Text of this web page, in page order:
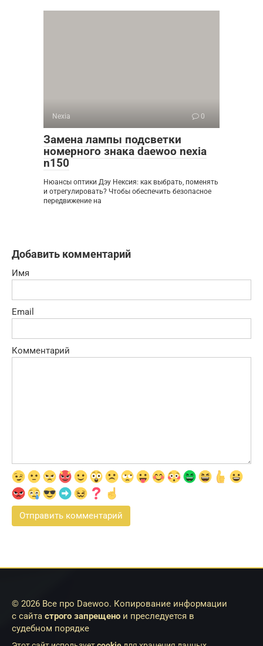
Nexia 0
Замена лампы подсветки
номерного знака daewoo nexia
n150
Нюансы оптики Дэу Нексия: как выбрать, поменять
и отрегулировать? Чтобы обеспечить безопасное
передвижение на
Добавить комментарий
Имя
Email
Комментарий
© 2026 Все про Daewoo. Копирование информации
с сайта строго запрещено и преследуется в
судебном порядке